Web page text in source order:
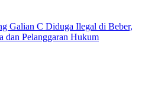
Galian C Diduga Ilegal di Beber,
dan Pelanggaran Hukum